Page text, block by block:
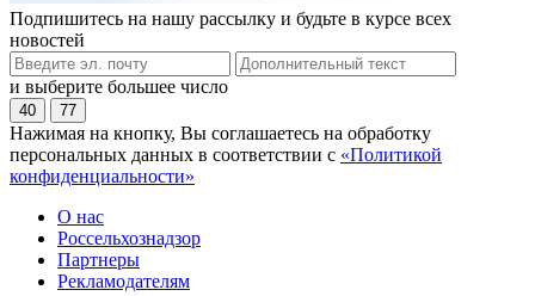
Подпишитесь на нашу рассылку и будьте в курсе всех
новостей
и выберите большее число
40 77
Нажимая на кнопку, Вы соглашаетесь на обработку
персональных данных в соответствии с «Политикой
конфиденциальности»
О нас
Россельхознадзор
Партнеры
Рекламодателям